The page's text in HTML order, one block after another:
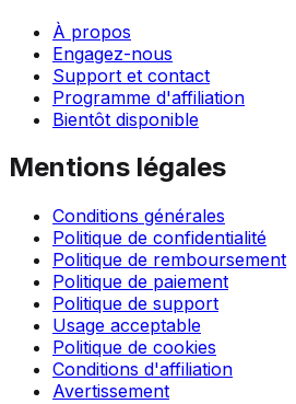
À propos
Engagez-nous
Support et contact
Programme d'affiliation
Bientôt disponible
Mentions légales
Conditions générales
Politique de confidentialité
Politique de remboursement
Politique de paiement
Politique de support
Usage acceptable
Politique de cookies
Conditions d'affiliation
Avertissement